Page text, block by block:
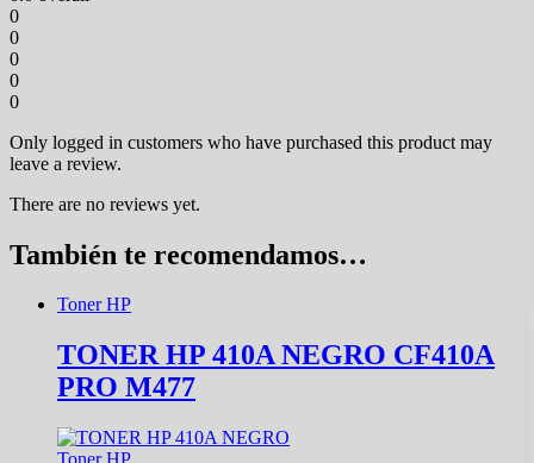
0
0
0
0
0
Only logged in customers who have purchased this product may
leave a review.
There are no reviews yet.
También te recomendamos…
Toner HP
TONER HP 410A NEGRO CF410A
PRO M477